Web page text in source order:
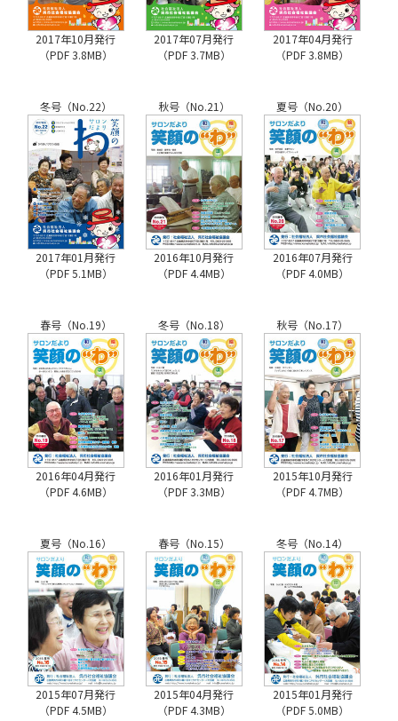
2017年10月発行
（PDF 3.8MB）
2017年07月発行
（PDF 3.7MB）
2017年04月発行
（PDF 3.8MB）
冬号（No.22）
2017年01月発行
（PDF 5.1MB）
秋号（No.21）
2016年10月発行
（PDF 4.4MB）
夏号（No.20）
2016年07月発行
（PDF 4.0MB）
春号（No.19）
2016年04月発行
（PDF 4.6MB）
冬号（No.18）
2016年01月発行
（PDF 3.3MB）
秋号（No.17）
2015年10月発行
（PDF 4.7MB）
夏号（No.16）
2015年07月発行
（PDF 4.5MB）
春号（No.15）
2015年04月発行
（PDF 4.3MB）
冬号（No.14）
2015年01月発行
（PDF 5.0MB）